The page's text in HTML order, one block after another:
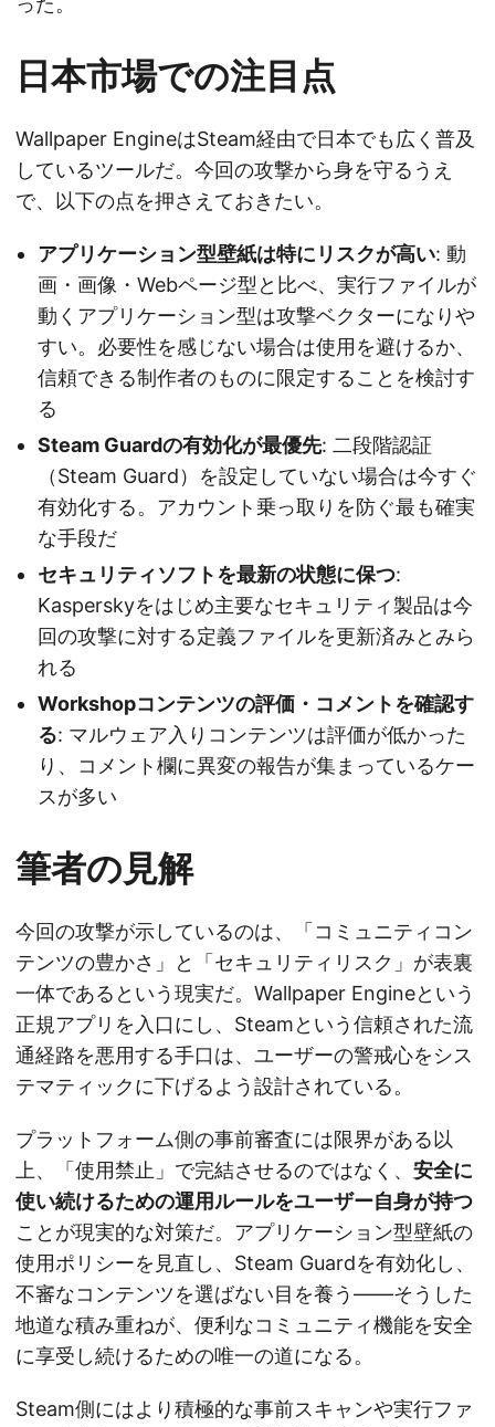
日本市場での注目点
Wallpaper EngineはSteam経由で日本でも広く普及
しているツールだ。今回の攻撃から身を守るうえ
で、以下の点を押さえておきたい。
アプリケーション型壁紙は特にリスクが高い: 動
画・画像・Webページ型と比べ、実行ファイルが
動くアプリケーション型は攻撃ベクターになりや
すい。必要性を感じない場合は使用を避けるか、
信頼できる制作者のものに限定することを検討す
る
Steam Guardの有効化が最優先: 二段階認証
（Steam Guard）を設定していない場合は今すぐ
有効化する。アカウント乗っ取りを防ぐ最も確実
な手段だ
セキュリティソフトを最新の状態に保つ:
Kasperskyをはじめ主要なセキュリティ製品は今
回の攻撃に対する定義ファイルを更新済みとみら
れる
Workshopコンテンツの評価・コメントを確認す
る: マルウェア入りコンテンツは評価が低かった
り、コメント欄に異変の報告が集まっているケー
スが多い
筆者の見解
今回の攻撃が示しているのは、「コミュニティコン
テンツの豊かさ」と「セキュリティリスク」が表裏
一体であるという現実だ。Wallpaper Engineという
正規アプリを入口にし、Steamという信頼された流
通経路を悪用する手口は、ユーザーの警戒心をシス
テマティックに下げるよう設計されている。
プラットフォーム側の事前審査には限界がある以
上、「使用禁止」で完結させるのではなく、 安全に
使い続けるための運用ルールをユーザー自身が持つ
ことが現実的な対策だ。アプリケーション型壁紙の
使用ポリシーを見直し、Steam Guardを有効化し、
不審なコンテンツを選ばない目を養う——そうした
地道な積み重ねが、便利なコミュニティ機能を安全
に享受し続けるための唯一の道になる。
Steam側にはより積極的な事前スキャンや実行ファ